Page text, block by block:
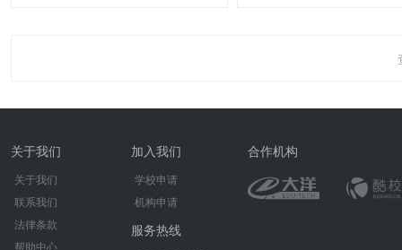
关于我们
关于我们
联系我们
法律条款
加入我们
学校申请
机构申请
服务热线
合作机构